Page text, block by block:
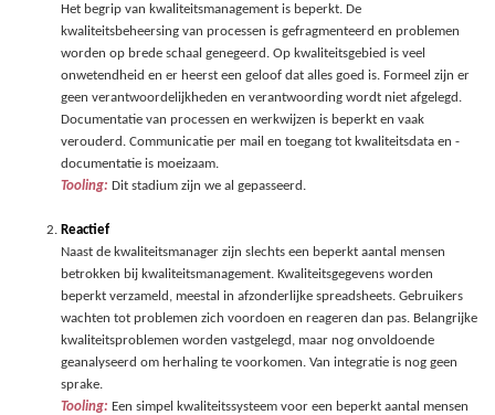
Het begrip van kwaliteitsmanagement is beperkt. De
kwaliteitsbeheersing van processen is gefragmenteerd en problemen
worden op brede schaal genegeerd. Op kwaliteitsgebied is veel
onwetendheid en er heerst een geloof dat alles goed is. Formeel zijn er
geen verantwoordelijkheden en verantwoording wordt niet afgelegd.
Documentatie van processen en werkwijzen is beperkt en vaak
verouderd. Communicatie per mail en toegang tot kwaliteitsdata en -
documentatie is moeizaam.
Tooling: Dit stadium zijn we al gepasseerd.
Reactief
Naast de kwaliteitsmanager zijn slechts een beperkt aantal mensen
betrokken bij kwaliteitsmanagement. Kwaliteitsgegevens worden
beperkt verzameld, meestal in afzonderlijke spreadsheets. Gebruikers
wachten tot problemen zich voordoen en reageren dan pas. Belangrijke
kwaliteitsproblemen worden vastgelegd, maar nog onvoldoende
geanalyseerd om herhaling te voorkomen. Van integratie is nog geen
sprake.
Tooling: Een simpel kwaliteitssysteem voor een beperkt aantal mensen